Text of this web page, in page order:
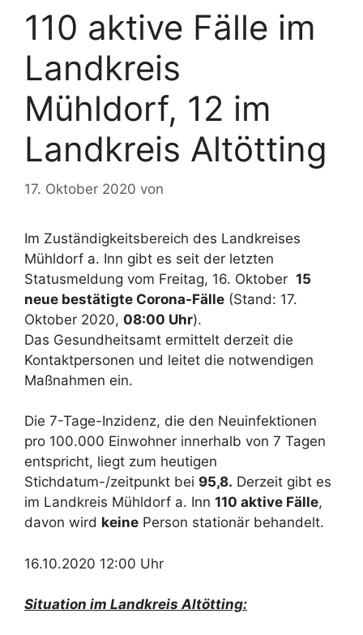
110 aktive Fälle im
Landkreis
Mühldorf, 12 im
Landkreis Altötting
17. Oktober 2020 von
Im Zuständigkeitsbereich des Landkreises
Mühldorf a. Inn gibt es seit der letzten
Statusmeldung vom Freitag, 16. Oktober 15
neue bestätigte Corona-Fälle (Stand: 17.
Oktober 2020, 08:00 Uhr).
Das Gesundheitsamt ermittelt derzeit die
Kontaktpersonen und leitet die notwendigen
Maßnahmen ein.
Die 7-Tage-Inzidenz, die den Neuinfektionen
pro 100.000 Einwohner innerhalb von 7 Tagen
entspricht, liegt zum heutigen
Stichdatum-/zeitpunkt bei 95,8. Derzeit gibt es
im Landkreis Mühldorf a. Inn 110 aktive Fälle,
davon wird keine Person stationär behandelt.
16.10.2020 12:00 Uhr
Situation im Landkreis Altötting: